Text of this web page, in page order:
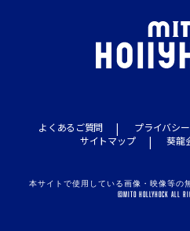
よくあるご質問 プライバシ
サイトマップ
葵龍
本サイトで使用している画像・映像等の
©MITO HOLLYHOCK ALL